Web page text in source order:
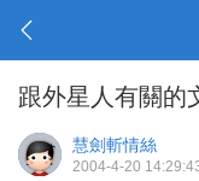
跟外星人有關的
慧劍斬情絲
2004-4-20